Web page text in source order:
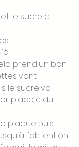
le sucre à
prend un bon
vont
le sucre va
place à du
plaque puis
l'obtention